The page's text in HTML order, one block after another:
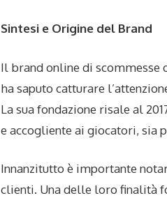
Sintesi e Origine del Brand
Il brand online di scommesse
ha saputo catturare
La sua fondazione risale al
e accogliente ai giocatori, sia
Innanzitutto è importante
clienti. Una delle loro finalità